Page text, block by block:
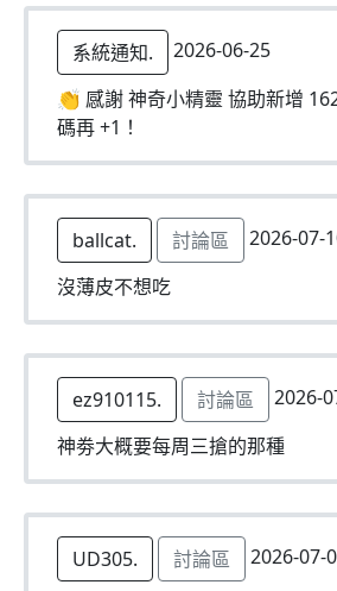
系統通知.
2026-06-25
👏 感謝 神奇小精靈 協助新增
碼再 +1！
ballcat. 討論區
2026-07-
沒薄皮不想吃
ez910115. 討論區
2026-
神劵大概要每周三搶的那種
UD305. 討論區
2026-07-